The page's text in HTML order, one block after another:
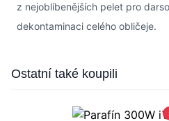
z nejoblíbenějších pelet pro
dekontaminaci celého obličeje.
Press to skip carousel
Ostatní také koupili